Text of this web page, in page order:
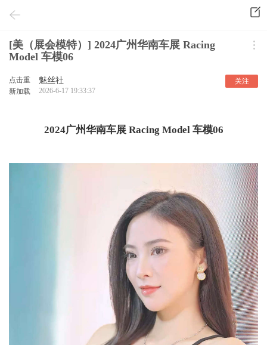
[美（展会模特）] 2024广州华南车展 Racing
Model 车模06
点击重
新加载
魅丝社
2026-6-17 19:33:37
关注
2024广州华南车展 Racing Model 车模06